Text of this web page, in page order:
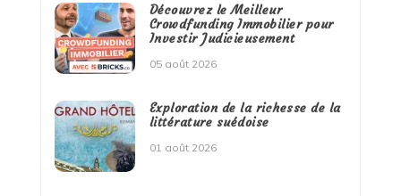
Découvrez le Meilleur
Crowdfunding Immobilier pour
Investir Judicieusement
05 août 2026
Exploration de la richesse de la
littérature suédoise
01 août 2026